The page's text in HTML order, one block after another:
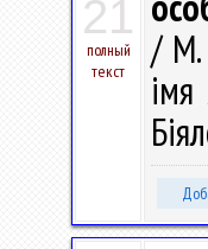
21
полный
текст
/ М.